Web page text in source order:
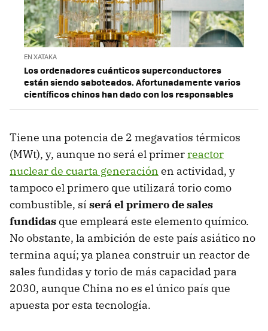
EN XATAKA
Los ordenadores cuánticos superconductores
están siendo saboteados. Afortunadamente varios
científicos chinos han dado con los responsables
Tiene una potencia de 2 megavatios térmicos
(MWt), y, aunque no será el primerreactor
nuclear de cuarta generación en actividad, y
tampoco el primero que utilizará torio como
combustible, sí será el primero de sales
fundidas que empleará este elemento químico.
No obstante, la ambición de este país asiático no
termina aquí; ya planea construir un reactor de
sales fundidas y torio de más capacidad para
2030, aunque China no es el único país que
apuesta por esta tecnología.